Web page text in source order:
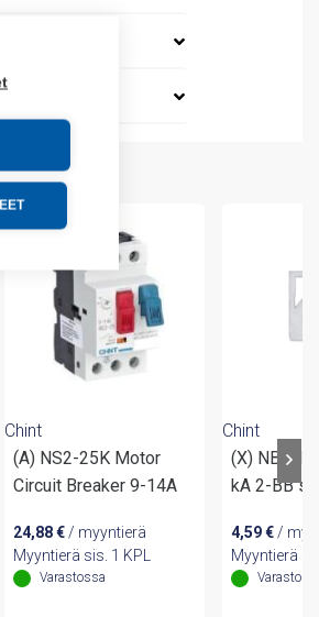
Chint
(A) NS2-25K Motor
Circuit Breaker 9-14A
24,88€/ myyntierä
Myyntierä sis. 1 KPL
Varastossa
Chint
(X) NB1H
kA 2-BB
4,59€ /
Myyntierä